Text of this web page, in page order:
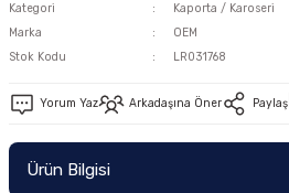
Kategori
Kaporta / Karoseri
Marka
OEM
Stok Kodu
LR031768
Yorum Yaz Arkadaşına Öner Paylaş
Ürün Bilgisi